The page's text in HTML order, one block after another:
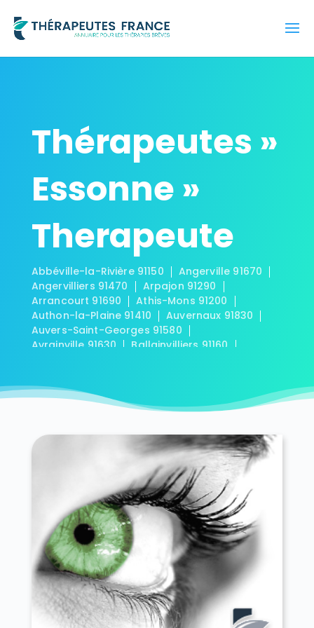
Thérapeutes »
Essonne »
Therapeute
Abbéville-la-Rivière 91150
Angerville 91670
Angervilliers 91470
Arpajon 91290
Arrancourt 91690
Athis-Mons 91200
Authon-la-Plaine 91410
Auvernaux 91830
Auvers-Saint-Georges 91580
Avrainville 91630
Ballainvilliers 91160
Boigneville 91720
Boissy-la-Rivière 91690
Boissy-sous-Saint-Yon 91790
Bondoufle 91070
Boullay-les-Troux 91470
Boussy-Saint-Antoine 91800
Boutervilliers 91150
Boutigny-sur-Essonne 91820
Bouville 91880
Brétigny-sur-Orge 91220
Breuillet 91650
Breux-Jouy 91650
Brières-les-Scellés 91150
Briis-sous-Forges 91640
Brouy 91150
Brunoy 91800
Bruyères-le-Châtel 91680
Buno-Bonnevaux 91720
Bures-sur-Yvette 91440
Cerny 91590
Chalo-Saint-Mars 91780
Chalou-Moulineux 91740